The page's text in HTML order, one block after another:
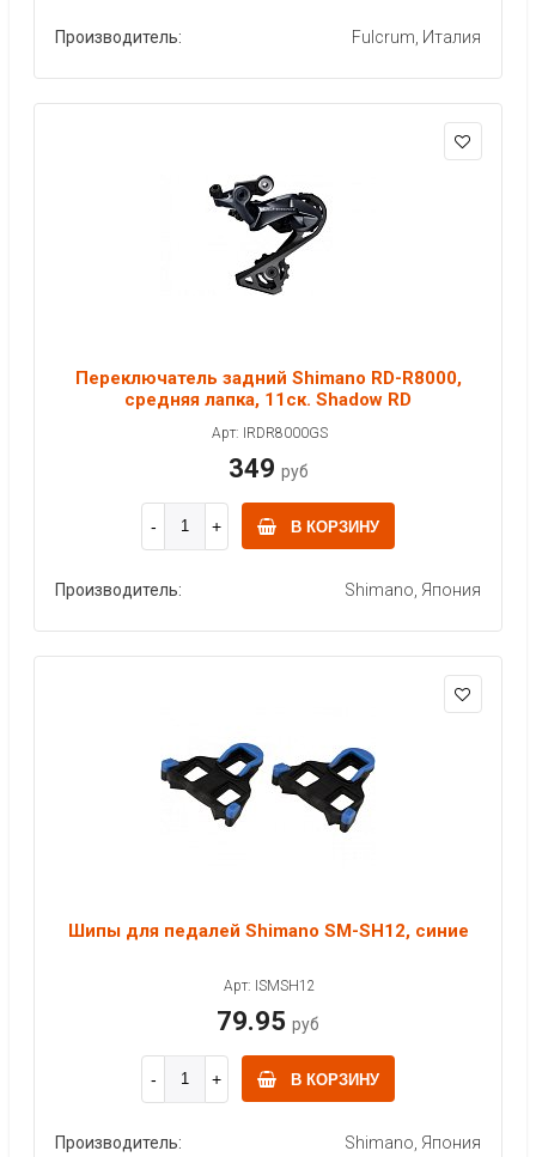
Производитель: Fulcrum, Италия
Переключатель задний Shimano RD-R8000,
средняя лапка, 11ск. Shadow RD
Арт: IRDR8000GS
349 руб
В КОРЗИНУ
Производитель: Shimano, Япония
Шипы для педалей Shimano SM-SH12, синие
Арт: ISMSH12
79.95 руб
В КОРЗИНУ
Производитель: Shimano, Япония